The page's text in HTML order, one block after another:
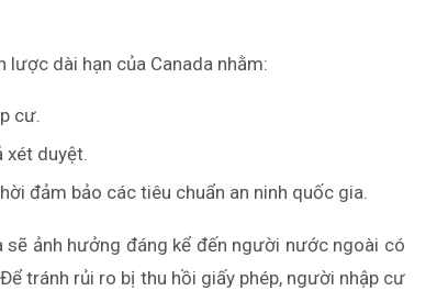
lược dài hạn của Canada nhằm:
cư.
xét duyệt.
đảm bảo các tiêu chuẩn an ninh quốc gia.
ảnh hưởng đáng kể đến người nước ngoài có
tránh rủi ro bị thu hồi giấy phép, người nhập cư